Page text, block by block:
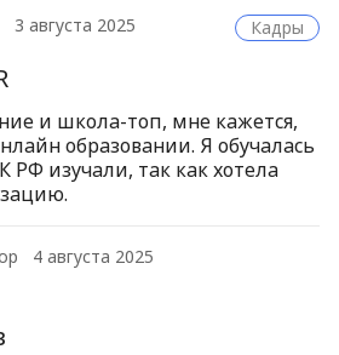
3 августа 2025 Кадры
и школа-топ, мне кажется,
образовании. Я обучалась
РФ изучали, так как хотела
4 августа 2025